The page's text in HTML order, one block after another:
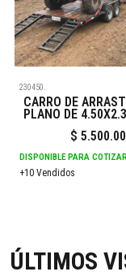
230450.
CARRO DE
PLANO DE
$
DISPONIBLE PARA
+10 Vendidos
ÚLTIMOS